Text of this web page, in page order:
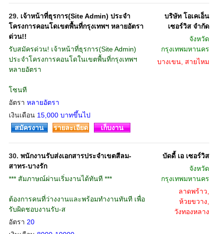
29. เจ้าหน้าที่ธุรการ(Site Admin) ประจำ
โครงการคอนโดเขตพื้นที่กรุงเทพฯ หลายอัตรา
ด่วน!!
รับสมัครด่วน! เจ้าหน้าที่ธุรการ(Site Admin)
ประจำโครงการคอนโดในเขตพื้นที่กรุงเทพฯ
หลายอัตรา
โซนที
อัตรา หลายอัตรา
เงินเดือน 15,000 บาทขึ้นไป
บริษัท โอเคเอ็น
เซอร์วิส จำกัด
จังหวัด
กรุงเทพมหานคร
บางเขน, สายไหม
สมัครงาน รายละเอียด เก็บงาน
30. พนักงานรับส่งเอกสารประจำเขตสีลม-
สาทร-บางรัก
*** สัมภาษณ์ผ่านเริ่มงานได้ทันที ***
ต้องการคนที่ว่างงานและพร้อมทำงานทันที เพื่อ
รับผิดชอบงานรับ-ส
อัตรา 20
บัดดี้ เอ เซอร์วิส
จังหวัด
กรุงเทพมหานคร
ลาดพร้าว,
ห้วยขวาง,
วังทองหลาง